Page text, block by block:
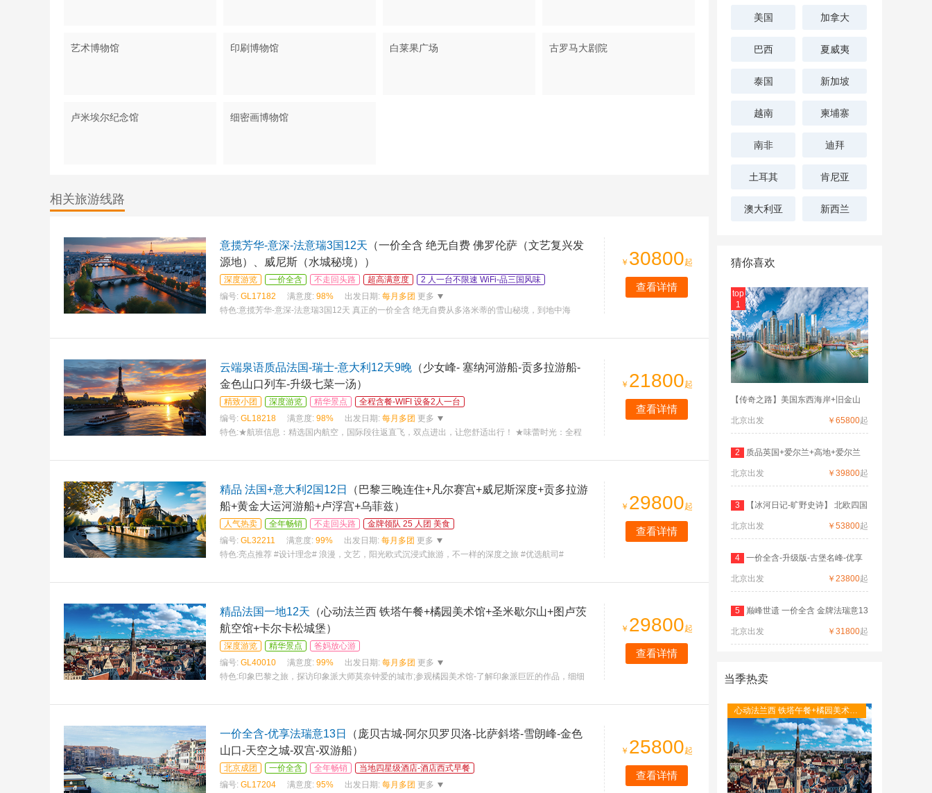
艺术博物馆 印刷博物馆 白莱果广场 古罗马大剧院
卢米埃尔纪念馆 细密画博物馆
相关旅游线路
意揽芳华-意深-法意瑞3国12天 （一价全含 绝无自费​ 佛罗伦萨（文艺复兴发
源地）、威尼斯（水城秘境））
深度游览 一价全含 不走回头路 超高满意度
2 人一台不限速 WiFi-品三国风味​
编号: GL17182 满意度: 98% 出发日期: 每月多团 更多
特色:意揽芳华-意深-法意瑞3国12天 真正的一价全含 绝无自费​ 从多洛米蒂的雪山秘境，到地中海
￥ 30800起
查看详情
云端泉语质品法国-瑞士-意大利12天9晚 （少女峰- 塞纳河游船-贡多拉游船-
金色山口列车-升级七菜一汤）
精致小团 深度游览 精华景点
全程含餐-WIFI 设备2人一台
编号: GL18218 满意度: 98% 出发日期: 每月多团 更多
特色:★航班信息：精选国内航空，国际段往返直飞，双点进出，让您舒适出行！ ★味蕾时光：全程
￥ 21800起
查看详情
精品 法国+意大利2国12日
（巴黎三晚连住+凡尔赛宫+威尼斯深度+贡多拉游
船+黄金大运河游船+卢浮宫+乌菲兹）
人气热卖 全年畅销 不走回头路
金牌领队 25 人团 美食
编号: GL32211 满意度: 99% 出发日期: 每月多团 更多
特色:亮点推荐 #设计理念# 浪漫，文艺，阳光欧式沉浸式旅游，不一样的深度之旅 #优选航司#
￥ 29800起
查看详情
精品法国一地12天 （心动法兰西 铁塔午餐+橘园美术馆+圣米歇尔山+图卢茨
航空馆+卡尔卡松城堡）
深度游览 精华景点
爸妈放心游
编号: GL40010 满意度: 99% 出发日期: 每月多团 更多
特色:印象巴黎之旅，探访印象派大师莫奈钟爱的城市;参观橘园美术馆-了解印象派巨匠的作品，细细
￥ 29800起
查看详情
一价全含-优享法瑞意13日
（庞贝古城-阿尔贝罗贝洛-比萨斜塔-雪朗峰-金色
山口-天空之城-双宫-双游船）
北京成团 一价全含 全年畅销
当地四星级酒店-酒店西式早餐
编号: GL17204 满意度: 95% 出发日期: 每月多团 更多
￥ 25800起
查看详情
美国 加拿大
巴西 夏威夷
泰国 新加坡
越南 柬埔寨
南非 迪拜
土耳其 肯尼亚
澳大利亚 新西兰
猜你喜欢
top
1
【传奇之路】美国东西海岸+旧金山
北京出发 ￥65800起
2 质品英国+爱尔兰+高地+爱尔兰
深度
北京出发 ￥39800起
3 【冰河日记-旷野史诗】 北欧四国
双
北京出发 ￥53800起
4 一价全含-升级版-古堡名峰-优享
德
北京出发 ￥23800起
5 巅峰世遗 一价全含 金牌法瑞意13
日
北京出发 ￥31800起
当季热卖
心动法兰西 铁塔午餐+橘园美术馆
+圣米歇尔山+图卢茨航空馆+卡尔
卡松城堡